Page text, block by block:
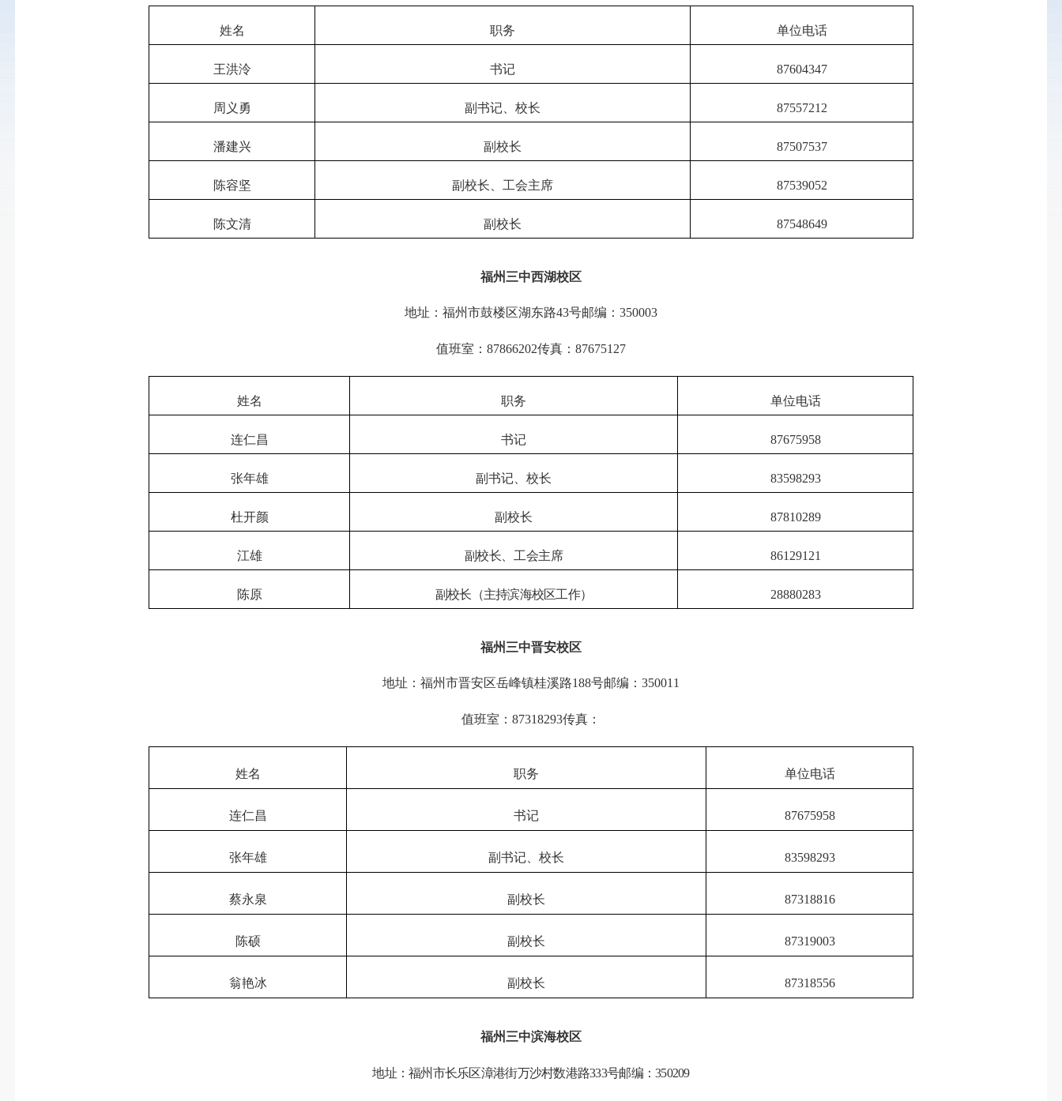
姓名 职务 单位电话
王洪泠 书记 87604347
周义勇 副书记、校长 87557212
潘建兴 副校长 87507537
陈容坚 副校长、工会主席 87539052
陈文清 副校长 87548649
福州三中西湖校区
地址：福州市鼓楼区湖东路43号邮编：350003
值班室： 87866202传真：87675127
姓名 职务 单位电话
连仁昌 书记 87675958
张年雄 副书记、校长 83598293
杜开颜 副校长 87810289
江雄 副校长、 工会主席 86129121
陈原 副校长（主持滨海校区工作） 28880283
福州三中晋安校区
地址：福州市晋安区岳峰镇桂溪路188号邮编：350011
值班室： 87318293传真：
姓名 职务 单位电话
连仁昌 书记 87675958
张年雄 副书记、校长 83598293
蔡永泉 副校长 87318816
陈硕 副校长 87319003
翁艳冰 副校长 87318556
福州三中滨海校区
地址：福州市长乐区漳港街万沙村数港路333号邮编：350209